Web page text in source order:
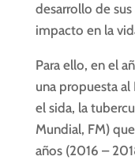
desarrollo de
impacto en la
Para ello, en el
una propuesta
el sida, la
Mundial, FM)
años (2016 –